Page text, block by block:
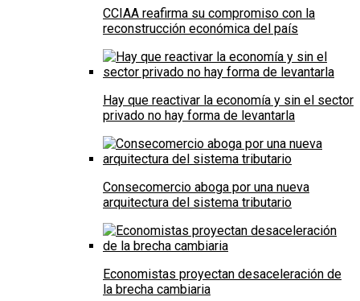
CCIAA reafirma su compromiso con la
reconstrucción económica del país
Hay que reactivar la economía y sin el sector
privado no hay forma de levantarla
Consecomercio aboga por una nueva
arquitectura del sistema tributario
Economistas proyectan desaceleración de
la brecha cambiaria